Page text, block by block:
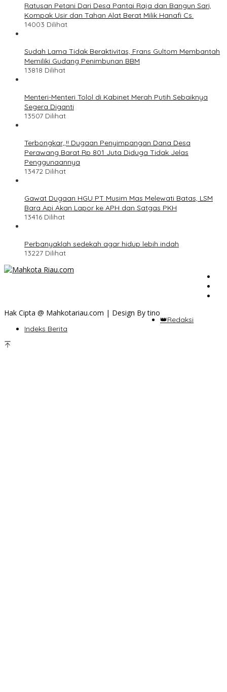
Ratusan Petani Dari Desa Pantai Raja dan Bangun Sari,
Kompak Usir dan Tahan Alat Berat Milik Hanafi Cs.
14003 Dilihat
Sudah Lama Tidak Beraktivitas, Frans Gultom Membantah
Memiliki Gudang Penimbunan BBM
13818 Dilihat
Menteri-Menteri Tolol di Kabinet Merah Putih Sebaiknya
Segera Diganti
13507 Dilihat
Terbongkar,,!! Dugaan Penyimpangan Dana Desa
Perawang Barat Rp 801 Juta Diduga Tidak Jelas
Penggunaannya
13472 Dilihat
Gawat Dugaan HGU PT Musim Mas Melewati Batas, LSM
Bara Api Akan Lapor ke APH dan Satgas PKH
13416 Dilihat
Perbanyaklah sedekah agar hidup lebih indah
13227 Dilihat
Hak Cipta @ Mahkotariau.com | Design By tino
👑Redaksi
Indeks Berita